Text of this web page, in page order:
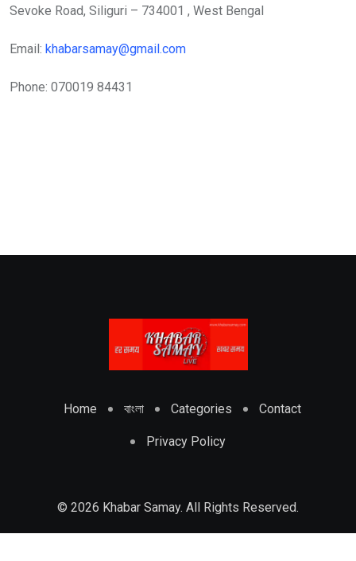
Sevoke Road, Siliguri – 734001 , West Bengal
Email: khabarsamay@gmail.com
Phone: 070019 84431
Home বাংলা Categories Contact
Privacy Policy
© 2026 Khabar Samay. All Rights Reserved.